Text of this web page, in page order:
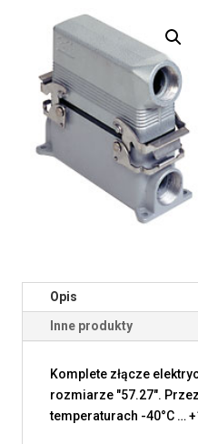
Opis
Inne produkty
Komplete złącze
rozmiarze "57.27".
temperaturach -40°C …